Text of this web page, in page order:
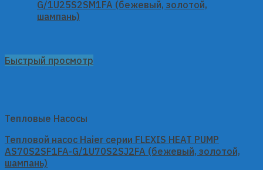
Быстрый просмотр
Тепловые Насосы
Тепловой насос Haier серии FLEXIS HEAT PUMP
AS70S2SF1FA-G/1U70S2SJ2FA (бежевый, золотой,
шампань)